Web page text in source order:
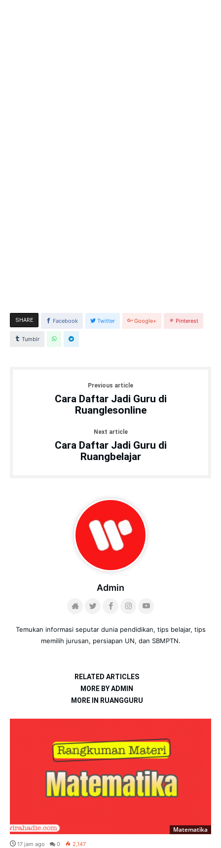
SHARE Facebook Twitter Google+ Pinterest
Tumblr
Previous article
Cara Daftar Jadi Guru di
Ruanglesonline
Next article
Cara Daftar Jadi Guru di
Ruangbelajar
Admin
Temukan informasi seputar dunia pendidikan, tips belajar, tips
memilih jurusan, persiapan UN, dan SBMPTN.
RELATED ARTICLES
MORE BY ADMIN
MORE IN RUANGGURU
Matematika
17 jam ago 0 2,147